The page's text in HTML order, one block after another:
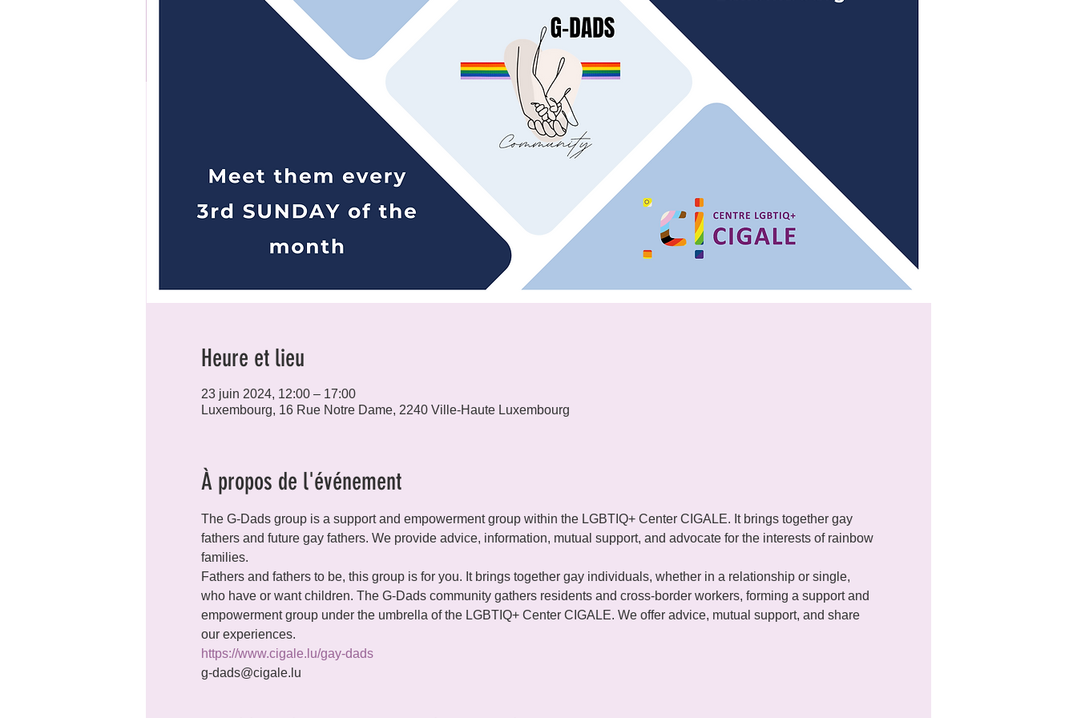
Heure et lieu
23 juin 2024, 12:00 – 17:00
Luxembourg, 16 Rue Notre Dame, 2240 Ville-Haute Luxembourg
À propos de l'événement
The G-Dads group is a support and empowerment group within the LGBTIQ+ Center CIGALE. It brings together gay
fathers and future gay fathers. We provide advice, information, mutual support, and advocate for the interests of rainbow
families.
Fathers and fathers to be, this group is for you. It brings together gay individuals, whether in a relationship or single,
who have or want children. The G-Dads community gathers residents and cross-border workers, forming a support and
empowerment group under the umbrella of the LGBTIQ+ Center CIGALE. We offer advice, mutual support, and share
our experiences.
https://www.cigale.lu/gay-dads
g-dads@cigale.lu